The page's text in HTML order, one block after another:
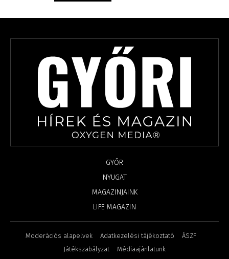
GYŐR
NYUGAT
MAGAZINJAINK
LIFE MAGAZIN
Moderációs alapelvek Adatkezelési tájékoztató
ÁSZF
Játékszabályzat
Médiaajánlatunk